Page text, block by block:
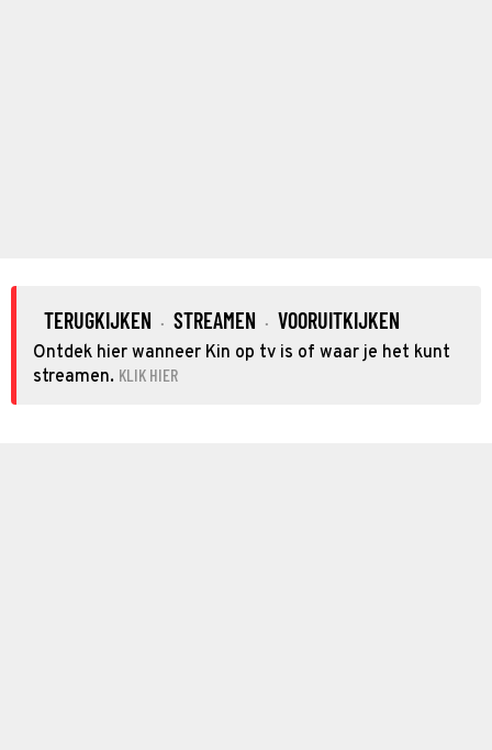
TERUGKIJKEN · STREAMEN · VOORUITKIJKEN
Ontdek hier wanneer Kin op tv is of waar je het kunt
streamen. KLIK HIER